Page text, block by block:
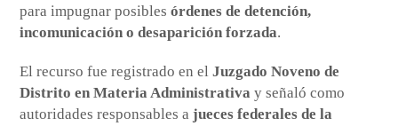
para impugnar posiblesórdenes de detención,
incomunicación o desaparición forzada.
El recurso fue registrado en elJuzgado Noveno de
Distrito en Materia Administrativa y señaló como
autoridades responsables a jueces federales de la